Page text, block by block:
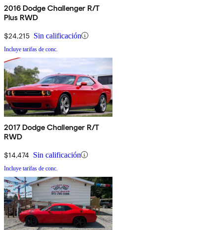
2016 Dodge Challenger R/T
Plus RWD
$24,215 Sin calificación
Incluye tarifas de conc.
2017 Dodge Challenger R/T
RWD
$14,474 Sin calificación
Incluye tarifas de conc.